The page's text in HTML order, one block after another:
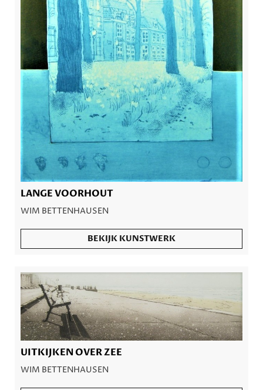
LANGE VOORHOUT
WIM BETTENHAUSEN
BEKIJK KUNSTWERK
UITKIJKEN OVER ZEE
WIM BETTENHAUSEN